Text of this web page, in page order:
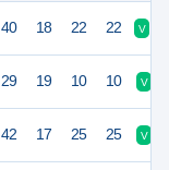
40 18 22 22 V
29 19 10 10 V
42 17 25 25 V